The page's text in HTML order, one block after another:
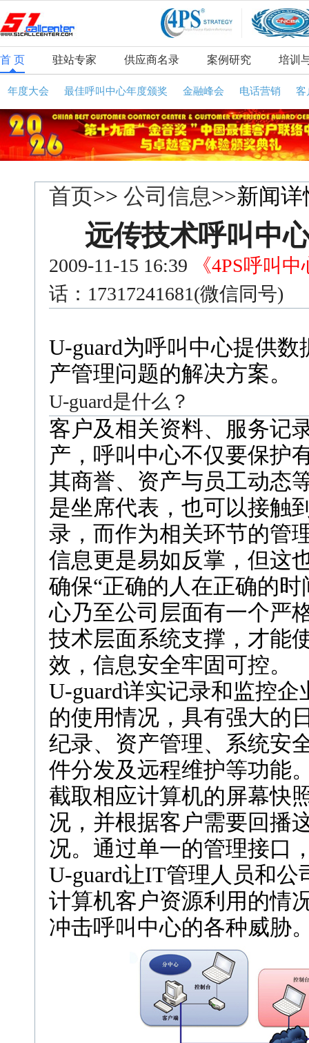
首 页 驻站专家 供应商名录 案例研究 培训
年度大会 最佳呼叫中心年度颁奖 金融峰会 电话营销 客
首页>> 公司信息>>新闻详
远传技术呼叫中
2009-11-15 16:39
《4PS呼叫
话：17317241681(微信同号)
U-guard为呼叫中心提供
产管理问题的解决方案。
U-guard是什么？
客户及相关资料、服务记
产，呼叫中心不仅要保护
其商誉、资产与员工动态
是坐席代表，也可以接触
录，而作为相关环节的管
信息更是易如反掌，但这
确保“正确的人在正确的
心乃至公司层面有一个严
技术层面系统支撑，才能
效，信息安全牢固可控。
U-guard详实记录和监控
的使用情况，具有强大的
纪录、资产管理、系统安
件分发及远程维护等功能
截取相应计算机的屏幕快
况，并根据客户需要回播
况。通过单一的管理接口
U-guard让IT管理人员和
计算机客户资源利用的情
冲击呼叫中心的各种威胁